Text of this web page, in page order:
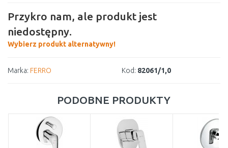
Przykro nam, ale produkt jest
niedostępny.
Wybierz produkt alternatywny!
Marka: FERRO Kod: 82061/1,0
PODOBNE PRODUKTY